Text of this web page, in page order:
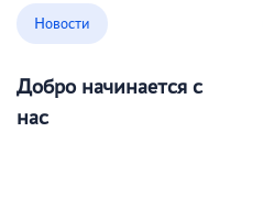
Новости
Добро начинается с
нас